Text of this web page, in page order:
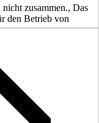
zusammen., Das
den Betrieb von